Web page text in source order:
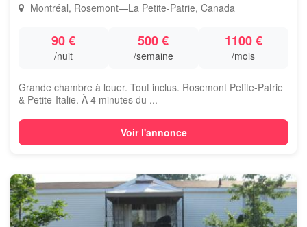
Montréal, Rosemont—La Petite-Patrie, Canada
90 €
/nuit
500 €
/semaine
1100 €
/mois
Grande chambre à louer. Tout inclus. Rosemont Petite-Patrie
& Petite-Italie. À 4 minutes du ...
Voir l'annonce